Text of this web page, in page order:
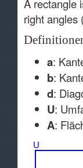
A rectangle
right angles
a:
b:
d:
U:
A:
U